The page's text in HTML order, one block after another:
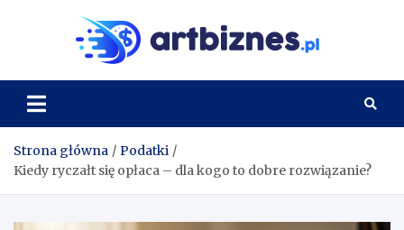
Strona główna
Podatki
Kiedy ryczałt się opłaca – dla kogo to dobre rozwiązanie?